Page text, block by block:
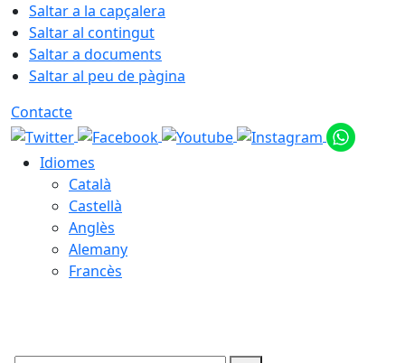
Saltar a la capçalera
Saltar al contingut
Saltar a documents
Saltar al peu de pàgina
Contacte
Idiomes
Català
Castellà
Anglès
Alemany
Francès